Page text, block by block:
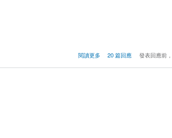
閱讀更多 20 篇回應 發表回應前